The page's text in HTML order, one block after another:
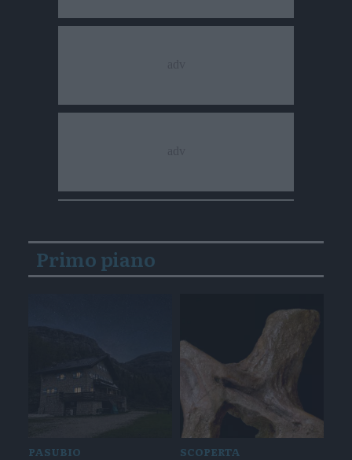
Primo piano
PASUBIO SCOPERTA